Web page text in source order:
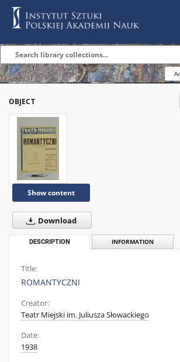
OBJECT
Show content
Download
DESCRIPTION INFORMATION
Title:
ROMANTYCZNI
Creator:
Teatr Miejski im. Juliusza Słowackiego
Date:
1938